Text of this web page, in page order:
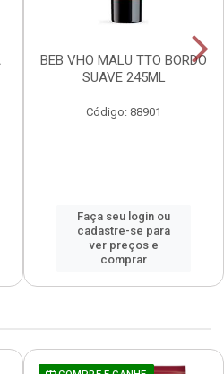
BEB VHO MALU TTO BORDO
SUAVE 245ML
Código: 88901
Faça seu login ou
cadastre-se para
ver preços e
comprar